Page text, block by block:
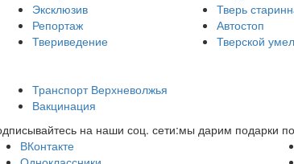
Эксклюзив
Репортаж
Твериведение
Тверь
Автостоп
Тверской
Транспорт Верхневолжья
Вакцинация
на наши соц. сети:мы дарим подарки
ВКонтакте